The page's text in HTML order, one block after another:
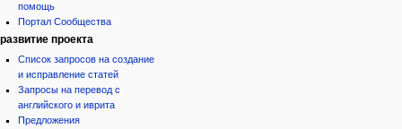
помощь
Портал Сообщества
развитие проекта
Список запросов на создание
и исправление статей
Запросы на перевод с
английского и иврита
Предложения